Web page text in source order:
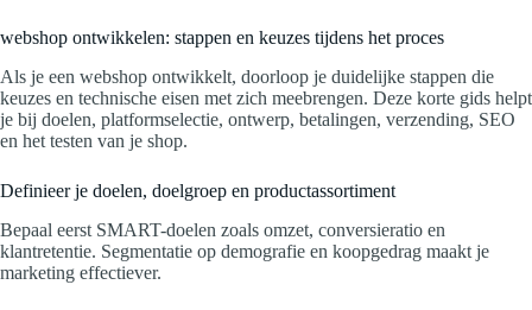
webshop ontwikkelen: stappen en keuzes tijdens het proces
Als je een webshop ontwikkelt, doorloop je duidelijke stappen die
keuzes en technische eisen met zich meebrengen. Deze korte gids helpt
je bij doelen, platformselectie, ontwerp, betalingen, verzending, SEO
en het testen van je shop.
Definieer je doelen, doelgroep en productassortiment
Bepaal eerst SMART-doelen zoals omzet, conversieratio en
klantretentie. Segmentatie op demografie en koopgedrag maakt je
marketing effectiever.